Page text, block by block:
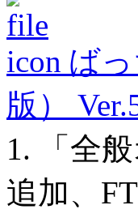
ば
版）
1. 「全
追加、